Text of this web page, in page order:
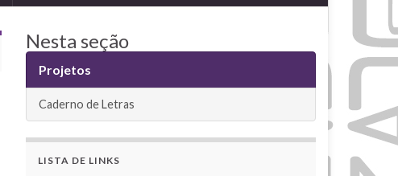
Nesta seção
Projetos
Caderno de Letras
LISTA DE LINKS